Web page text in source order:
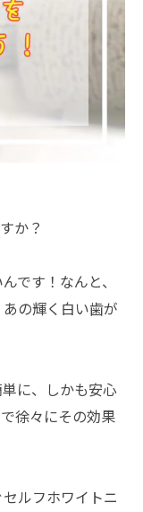
か？
です！なんと、
の輝く白い歯が
に、しかも安心
徐々にその効果
ルフホワイトニ